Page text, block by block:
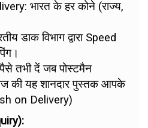
भारत के हर कोने (राज्य,
डाक विभाग द्वारा Speed
तभी दें जब पोस्टमैन
की यह शानदार पुस्तक आपके
on Delivery)